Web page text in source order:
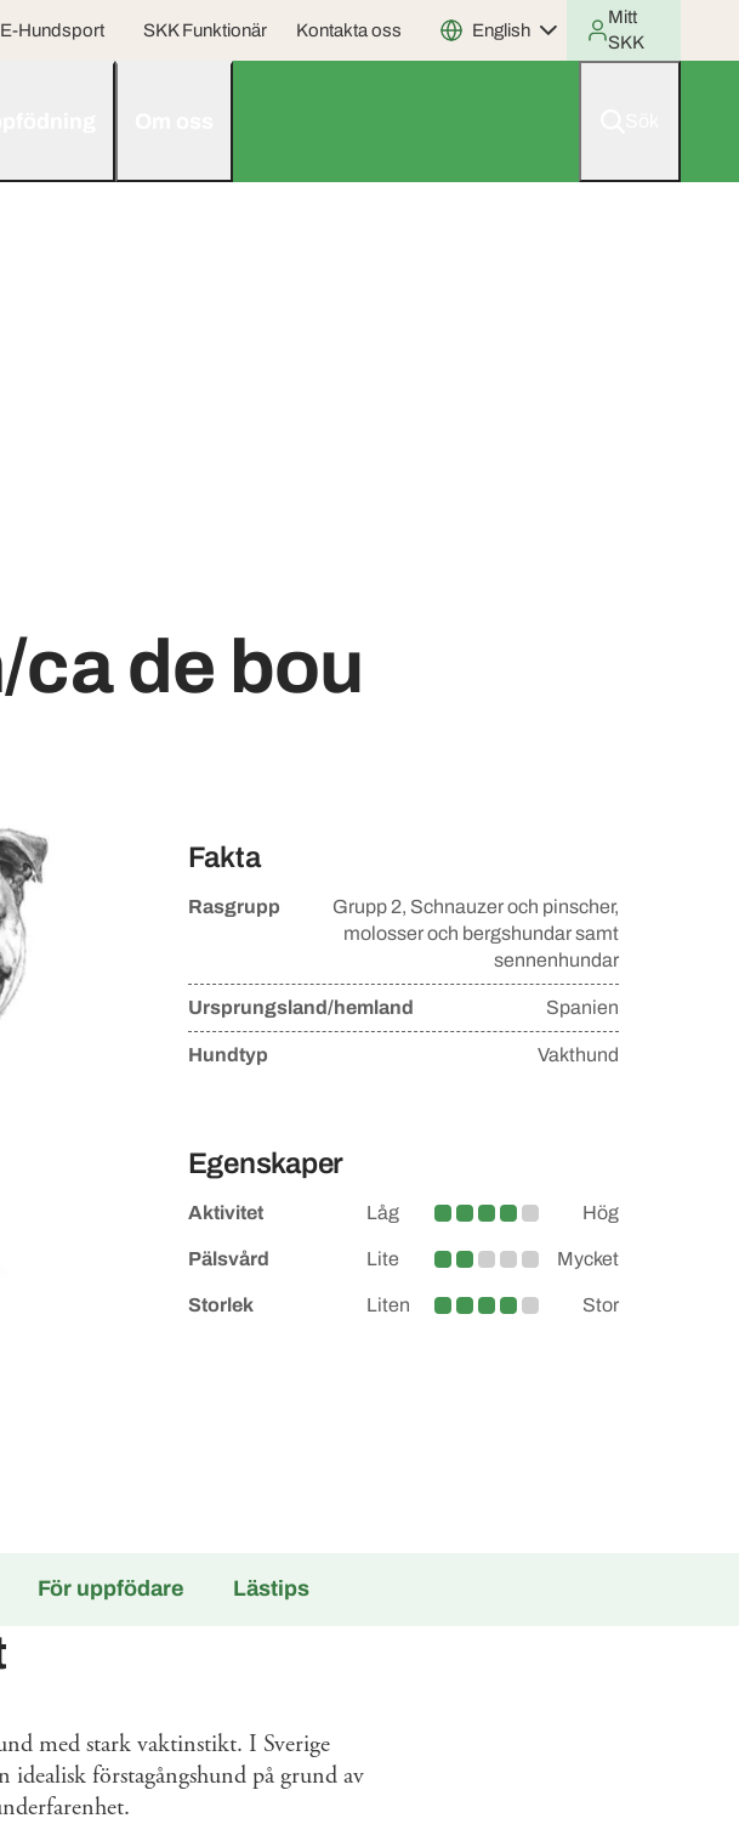
E-Hundsport SKK Funktionär Kontakta oss English
Mitt
SKK
de bou
Fakta
Rasgrupp Grupp 2, Schnauzer och pinscher,
molosser och bergshundar samt
sennenhundar
Ursprungsland/hemland Spanien
Hundtyp Vakthund
Egenskaper
Aktivitet Låg
Medelhög
Hög
Pälsvård Lite
Lite större
Mycket
Storlek Liten
Medelstor
Stor
För uppfödare Lästips
med stark vaktinstikt. I Sverige
idealisk förstagångshund på grund av